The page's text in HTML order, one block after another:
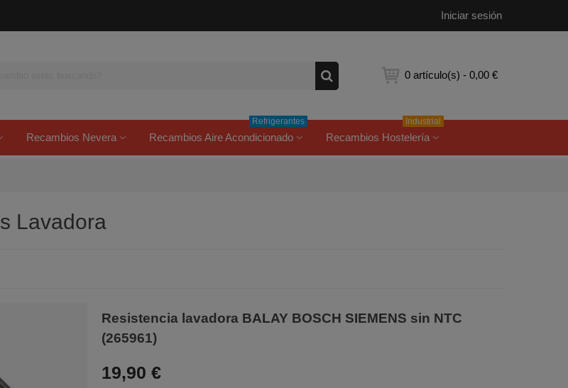
Iniciar sesión
0 artículo(s) - 0,00 €
Recambios Nevera Recambios Aire Acondicionado
Refrigerantes
Recambios Hostelería
Industrial
Lavadora
Resistencia lavadora BALAY BOSCH SIEMENS sin NTC
(265961)
19,90 €